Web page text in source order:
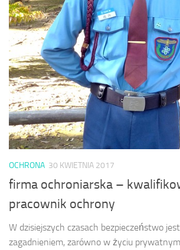
OCHRONA 30 KWIETNIA 2017
firma ochroniarska –
pracownik ochrony
W dzisiejszych czasach bezpieczeństwo
zagadnieniem, zarówno w życiu